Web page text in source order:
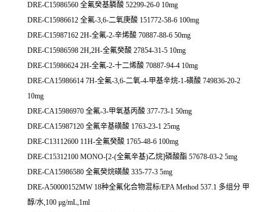
DRE-C15986560 全氟癸基膦酸 52299-26-0 10mg
DRE-C15986612 全氟-3,6-二氧庚酸 151772-58-6 100mg
DRE-C15987162 2H-全氟-2-辛烯酸 70887-88-6 50mg
DRE-C15986598 2H,2H-全氟癸酸 27854-31-5 10mg
DRE-C15986624 2H-全氟-2-十二烯酸 70887-94-4 10mg
DRE-CA15986614 7H-全氟-3,6-二氧-4-甲基辛烷-1-磺酸 749836-20-2
10mg
DRE-CA15986970 全氟-3-甲氧基丙酸 377-73-1 50mg
DRE-CA15987120 全氟辛基磺酸 1763-23-1 25mg
DRE-C13112600 11H-全氟癸酸 1765-48-6 100mg
DRE-C15312100 MONO-[2-(全氟辛基)乙烷]磷酸酯 57678-03-2 5mg
DRE-CA15986580 全氟癸烷磺酸 335-77-3 5mg
DRE-A50000152MW 18种全氟化合物混标/EPA Method 537.1 多组分 甲
醇/水,100 μg/mL,1ml